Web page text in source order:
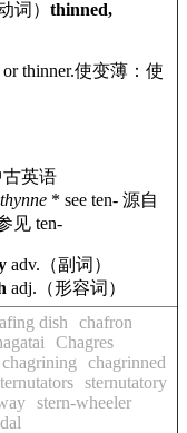
词） thinned,
thinner.使变薄：使
古英语
thynne * see ten- 源自
见 ten-
adv. （副词）
adj. （形容词）
dish
chafron
Chagres
chagrining
chagrinned
sternutatory
stern-wheeler